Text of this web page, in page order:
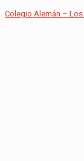
Colegio Alemán –